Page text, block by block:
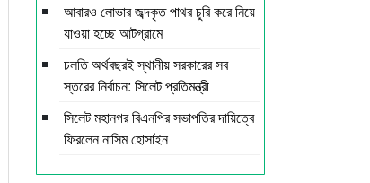
আবারও লোভার জব্দকৃত পাথর চুরি করে নিয়ে
যাওয়া হচ্ছে আটগ্রামে
চলতি অর্থবছরই স্থানীয় সরকারের সব
স্তরের নির্বাচন: সিলেট প্রতিমন্ত্রী
সিলেট মহানগর বিএনপির সভাপতির দায়িত্বে
ফিরলেন নাসিম হোসাইন